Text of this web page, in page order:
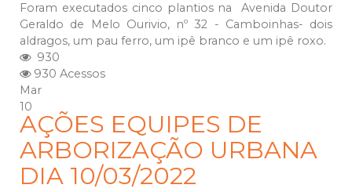
Foram executados cinco plantios na Avenida Doutor
Geraldo de Melo Ourivio, nº 32 - Camboinhas- dois
aldragos, um pau ferro, um ipê branco e um ipê roxo.
930
930 Acessos
Mar
10
AÇÕES EQUIPES DE
ARBORIZAÇÃO URBANA
DIA 10/03/2022